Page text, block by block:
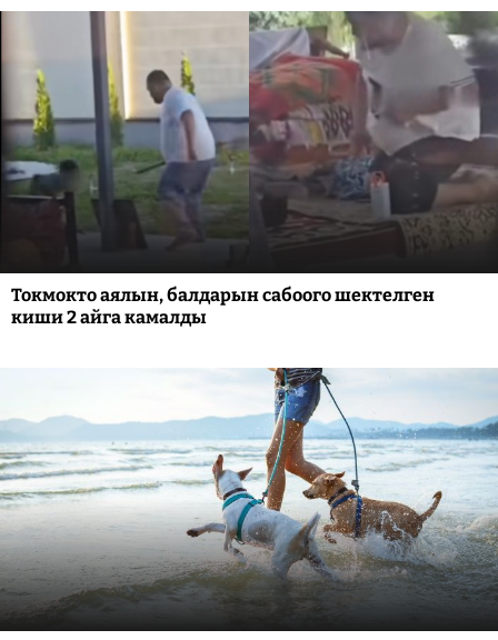
Токмокто аялын, балдарын сабоого шектелген
киши 2 айга камалды